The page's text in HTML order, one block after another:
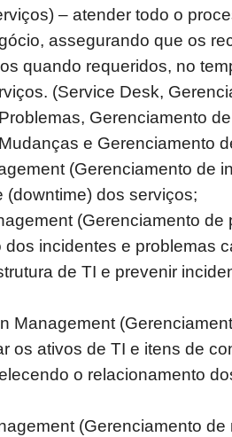
– atender todo o
assegurando que os
quando requeridos, no
(Service Desk,
Gerenciamento
e Gerenciamento
(Gerenciamento de
(downtime) dos serviços;
(Gerenciamento de
dos incidentes e problemas
de TI e prevenir
Management
os ativos de TI e itens de
o relacionamento
(Gerenciamento